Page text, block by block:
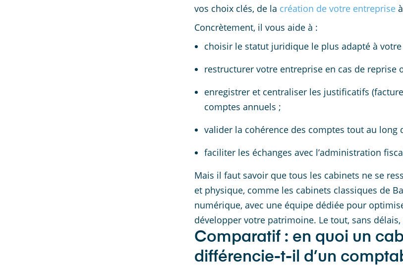
vos choix clés, de la création de votre entreprise
Concrètement, il vous aide à :
choisir le statut juridique le plus adapté à
restructurer votre entreprise en cas de reprise
enregistrer et centraliser les justificatifs
comptes annuels ;
valider la cohérence des comptes tout au long
faciliter les échanges avec l’administration
Mais il faut savoir que tous les cabinets ne se
et physique, comme les cabinets classiques de
numérique, avec une équipe dédiée pour
développer votre patrimoine. Le tout, sans
Comparatif : en quoi un
différencie-t-il d’un